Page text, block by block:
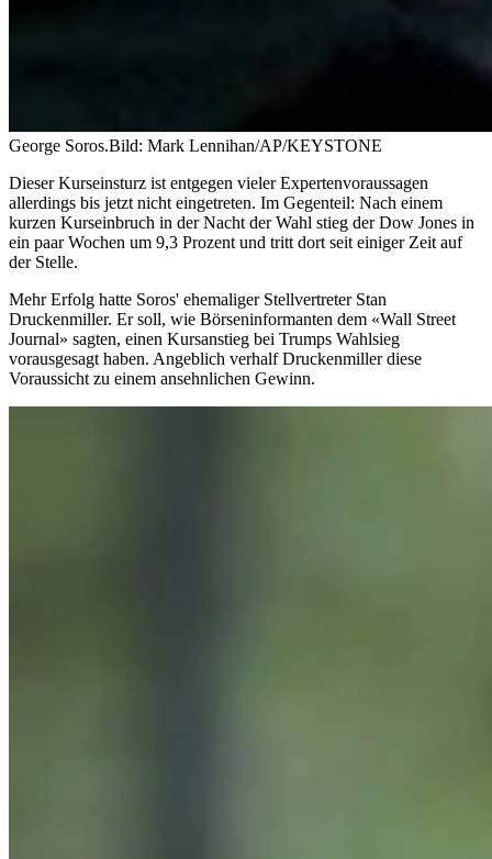
George Soros.Bild: Mark Lennihan/AP/KEYSTONE
Dieser Kurseinsturz ist entgegen vieler Expertenvoraussagen
allerdings bis jetzt nicht eingetreten. Im Gegenteil: Nach einem
kurzen Kurseinbruch in der Nacht der Wahl stieg der Dow Jones in
ein paar Wochen um 9,3 Prozent und tritt dort seit einiger Zeit auf
der Stelle.
Mehr Erfolg hatte Soros' ehemaliger Stellvertreter Stan
Druckenmiller. Er soll, wie Börseninformanten dem «Wall Street
Journal» sagten, einen Kursanstieg bei Trumps Wahlsieg
vorausgesagt haben. Angeblich verhalf Druckenmiller diese
Voraussicht zu einem ansehnlichen Gewinn.